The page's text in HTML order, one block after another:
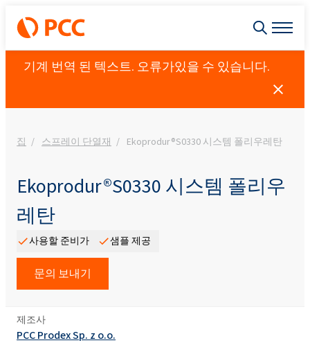
기계 번역 된 텍스트. 오류가있을 수 있습니다.
집 스프레이 단열재 Ekoprodur®S0330 시스템 폴리우레탄
Ekoprodur®S0330 시스템 폴리우
레탄
사용할 준비가 샘플 제공
문의 보내기
제조사
PCC Prodex Sp. z o.o.